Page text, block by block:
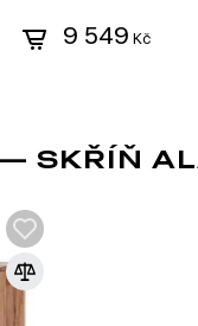
9 549 Kč
SKŘÍŇ